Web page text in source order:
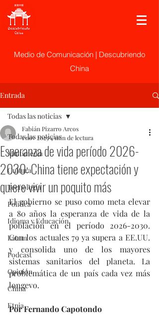
Medio de Comunicación | Descubriendo
China
Entrada
Todas las noticias
Multimedia
Cultura
Tecnología
Politica
Idioma y Educación
Latam
Podcast
Opinión
China
Etnia
Todas las noticias
Esperanza de vida período 2026-
2030: China tiene expectación y
quiere vivir un poquito más
Fabián Pizarro Arcos
1 nov 20254 min de lectura
El gobierno se puso como meta elevar
a 80 años la esperanza de vida de la
población en el período 2026-2030.
Con los actuales 79 ya supera a EE.UU.
y consolida uno de los mayores
sistemas sanitarios del planeta. La
problemática de un país cada vez más
longevo.
Por Fernando Capotondo